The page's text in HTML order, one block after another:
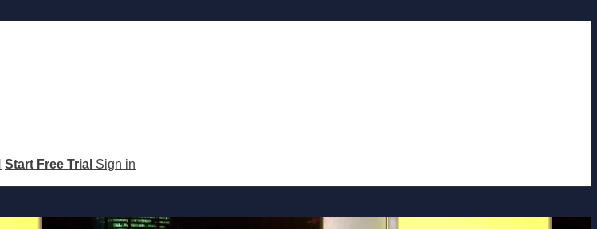
Start Free Trial Sign in